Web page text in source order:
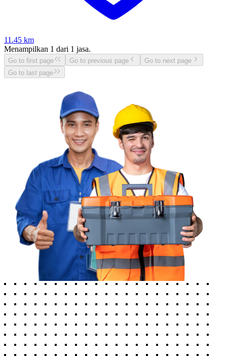
11.45 km
Menampilkan 1 dari 1 jasa.
Go to first page Go to previous page
Go to next page
Go to last page